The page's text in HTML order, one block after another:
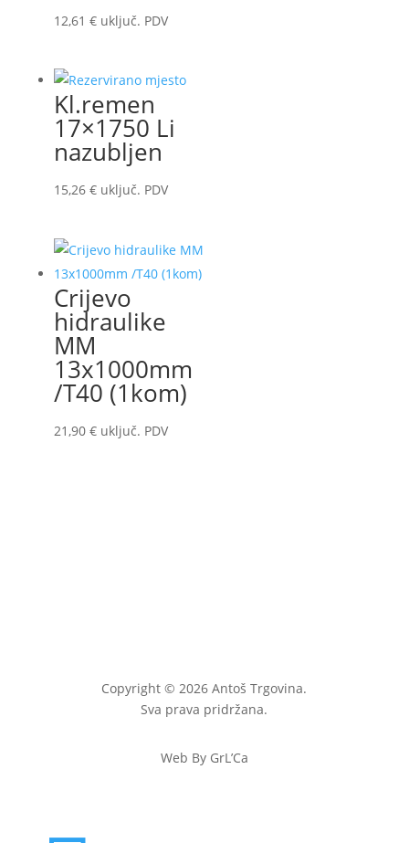
12,61 € uključ. PDV
Kl.remen
17×1750 Li
nazubljen
15,26 € uključ. PDV
Crijevo
hidraulike
MM
13x1000mm
/T40 (1kom)
21,90 € uključ. PDV
Copyright © 2026 Antoš Trgovina.
Sva prava pridržana.
Web By GrL’Ca